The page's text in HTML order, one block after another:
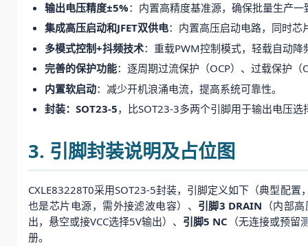
输出电压精度±5%：内置高精度基准源，确保批量生产
集成高压启动和JFET双供电：内置高压启动电路，同时芯
多模式控制+抖频技术：重载PWM控制模式，轻载自动
完善的保护功能：逐周期过流保护（OCP）、过载保护
内置软启动：减少开机浪涌电流，提高系统可靠性。
封装：SOT23-5，比SOT23-3多两个引脚用于输出电压
3. 引脚封装说明及占位图
CXLE83228T0采用SOT23-5封装，引脚定义如下（典型配置
也是芯片电源，需外接滤波电容）、 引脚3 DRAIN （内部
出，悬空或接VCC选择5V输出）、 引脚5 NC （无连接或预
册。